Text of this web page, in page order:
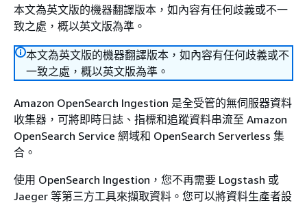
本文為英文版的機器翻譯版本，如內容有任何歧義或不一
致之處，概以英文版為準。
本文為英文版的機器翻譯版本，如內容有任何歧義或不
一致之處，概以英文版為準。
Amazon OpenSearch Ingestion 是全受管的無伺服器資料
收集器，可將即時日誌、指標和追蹤資料串流至 Amazon
OpenSearch Service 網域和 OpenSearch Serverless 集
合。
使用 OpenSearch Ingestion，您不再需要 Logstash 或
Jaeger 等第三方工具來擷取資料。您可以將資料生產者設